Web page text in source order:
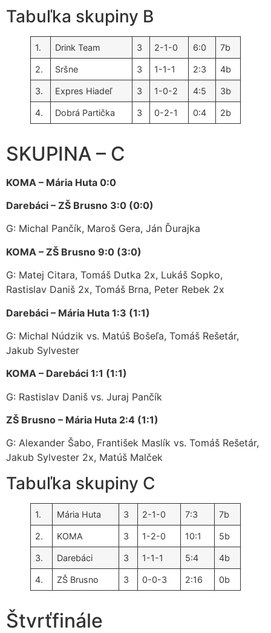
Tabuľka skupiny B
1. Drink Team 3 2-1-0 6:0 7b
2. Sršne 3 1-1-1 2:3 4b
3. Expres Hiadeľ 3 1-0-2 4:5 3b
4. Dobrá Partička 3 0-2-1 0:4 2b
SKUPINA – C
KOMA – Mária Huta 0:0
Darebáci – ZŠ Brusno 3:0 (0:0)
G: Michal Pančík, Maroš Gera, Ján Ďurajka
KOMA – ZŠ Brusno 9:0 (3:0)
G: Matej Citara, Tomáš Dutka 2x, Lukáš Sopko,
Rastislav Daniš 2x, Tomáš Brna, Peter Rebek 2x
Darebáci – Mária Huta 1:3 (1:1)
G: Michal Núdzik vs. Matúš Bošeľa, Tomáš Rešetár,
Jakub Sylvester
KOMA – Darebáci 1:1 (1:1)
G: Rastislav Daniš vs. Juraj Pančík
ZŠ Brusno – Mária Huta 2:4 (1:1)
G: Alexander Šabo, František Maslík vs. Tomáš Rešetár,
Jakub Sylvester 2x, Matúš Malček
Tabuľka skupiny C
1. Mária Huta 3 2-1-0 7:3 7b
2. KOMA 3 1-2-0 10:1 5b
3. Darebáci 3 1-1-1 5:4 4b
4. ZŠ Brusno 3 0-0-3 2:16 0b
Štvrťfinále